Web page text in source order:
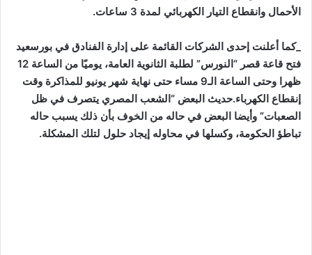
الأحمال وانقطاع التيار الكهربائي لمدة 3 ساعات.
_كما أعلنت إحدى الشركات القائمة على إدارة الفنادق في بورسعيد
فتح قاعة قصر “النورس” لطلبة الثانوية العامة، يوميًا من الساعة 12
ظهرا وحتى الساعة الـ9 مساء حتى نهاية شهر يونيو للمذاكرة وقت
إنقطاع الكهرباء.حديث البعض “الشعب المصري يتصرف في ظل
الصعبات” وأيضا البعض في حاله من الخوف بأن ذلك يسبب حاله
تباطؤ الحكومة، وكسلها في محاوله إيجاد حلول لتلك المشكلة.